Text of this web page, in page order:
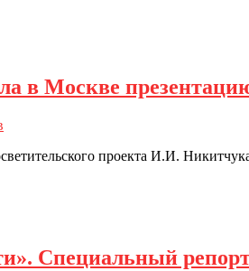
в Москве
проекта И.И.
Специальный